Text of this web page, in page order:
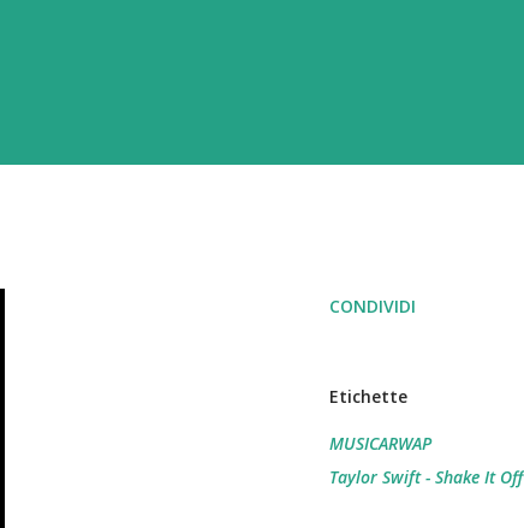
CONDIVIDI
Etichette
MUSICARWAP
Taylor Swift - Shake It Off